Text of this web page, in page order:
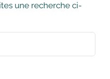
une recherche ci-